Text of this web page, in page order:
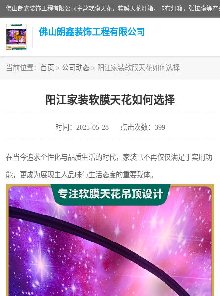
佛山朗鑫装饰工程有限公司
当前位置： 首页 > 公司动态 > 阳江家装软膜天花如何选择
阳江家装软膜天花如何选择
时间：2025-05-28 点击次数：399
在当今追求个性化与品质生活的时代，家装已不再仅仅满足于实用功
能，更成为展现主人品味与生活态度的重要载体。